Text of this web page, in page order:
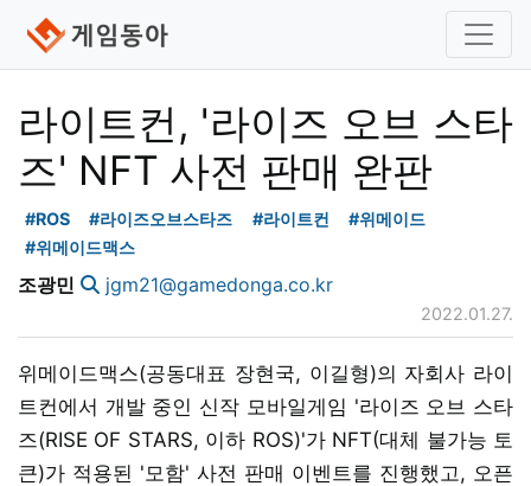
라이트컨, '라이즈 오브 스타
즈' NFT 사전 판매 완판
#ROS #라이즈오브스타즈 #라이트컨
#위메이드
#위메이드맥스
조광민 jgm21@gamedonga.co.kr
2022.01.27.
위메이드맥스(공동대표 장현국, 이길형)의 자회사 라이
트컨에서 개발 중인 신작 모바일게임 '라이즈 오브 스타
즈(RISE OF STARS, 이하 ROS)'가 NFT(대체 불가능 토
큰)가 적용된 '모함' 사전 판매 이벤트를 진행했고, 오픈